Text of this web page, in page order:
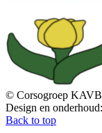
© Corsogroep
Design en
Back to top